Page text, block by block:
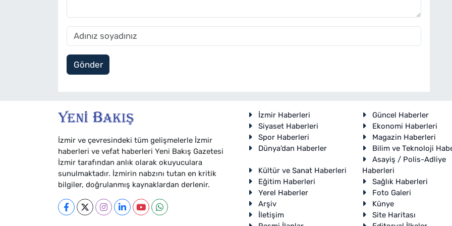
Gönder
İzmir ve çevresindeki tüm gelişmelerle İzmir
haberleri ve vefat haberleri Yeni Bakış Gazetesi
İzmir tarafından anlık olarak okuyuculara
sunulmaktadır. İzmirin nabzını tutan en kritik
bilgiler, doğrulanmış kaynaklardan derlenir.
İzmir Haberleri
Güncel Haberler
Siyaset Haberleri
Ekonomi Haberleri
Spor Haberleri
Magazin Haberleri
Dünya'dan Haberler
Bilim ve Teknoloji
Kültür ve Sanat Haberleri
Asayiş / Polis-Adliye
Haberleri
Eğitim Haberleri
Sağlık Haberleri
Yerel Haberler
Foto Galeri
Arşiv
Künye
İletişim
Site Haritası